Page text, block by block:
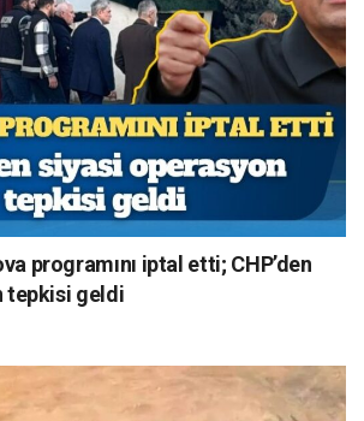
programını iptal etti; CHP’den
tepkisi geldi